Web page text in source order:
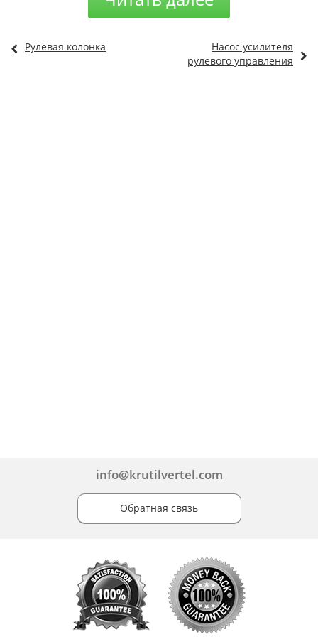
Рулевая колонка
Насос усилителя
рулевого управления
info@krutilvertel.com
Обратная связь